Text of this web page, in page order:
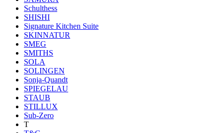
Schulthess
SHISHI
Signature Kitchen Suite
SKINNATUR
SMEG
SMITHS
SOLA
SOLINGEN
Sonja-Quandt
SPIEGELAU
STAUB
STILLUX
Sub-Zero
T